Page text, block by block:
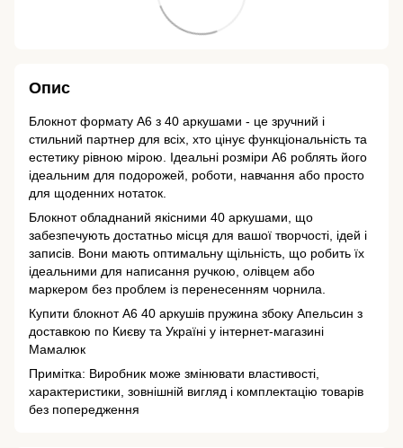
Опис
Блокнот формату А6 з 40 аркушами - це зручний і
стильний партнер для всіх, хто цінує функціональність та
естетику рівною мірою. Ідеальні розміри А6 роблять його
ідеальним для подорожей, роботи, навчання або просто
для щоденних нотаток.
Блокнот обладнаний якісними 40 аркушами, що
забезпечують достатньо місця для вашої творчості, ідей і
записів. Вони мають оптимальну щільність, що робить їх
ідеальними для написання ручкою, олівцем або
маркером без проблем із перенесенням чорнила.
Купити блокнот А6 40 аркушів пружина збоку Апельсин з
доставкою по Києву та Україні у інтернет-магазині
Мамалюк
Примітка: Виробник може змінювати властивості,
характеристики, зовнішній вигляд і комплектацію товарів
без попередження